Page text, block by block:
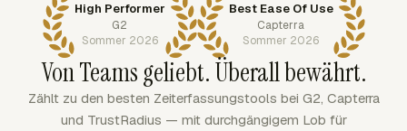
High Performer
G2
Sommer 2026
Best Ease Of Use
Capterra
Sommer 2026
Von Teams geliebt. Überall bewährt.
Zählt zu den besten Zeiterfassungstools bei G2, Capterra
und TrustRadius — mit durchgängigem Lob für